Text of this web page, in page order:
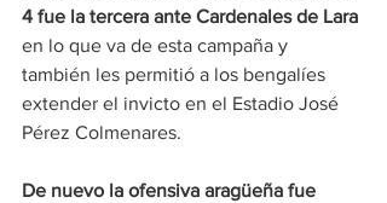
4 fue la tercera ante Cardenales de Lara
en lo que va de esta campaña y
también les permitió a los bengalíes
extender el invicto en el Estadio José
Pérez Colmenares.
De nuevo la ofensiva aragüeña fue